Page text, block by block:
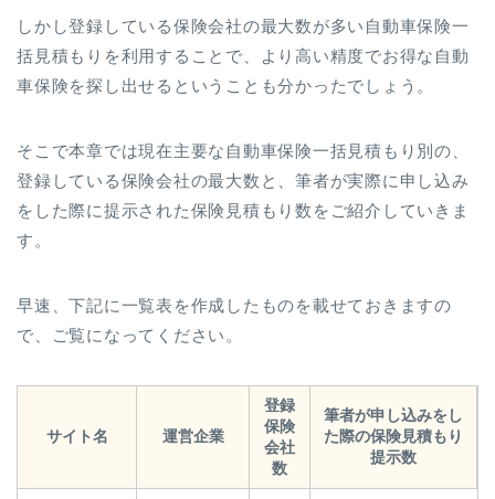
しかし登録している保険会社の最大数が多い自動車保険一
括見積もりを利用することで、より高い精度でお得な自動
車保険を探し出せるということも分かったでしょう。
そこで本章では現在主要な自動車保険一括見積もり別の、
登録している保険会社の最大数と、筆者が実際に申し込み
をした際に提示された保険見積もり数をご紹介していきま
す。
早速、下記に一覧表を作成したものを載せておきますの
で、ご覧になってください。
サイト名 運営企業
登録
保険
会社
数
筆者が申し込みをし
た際の保険見積もり
提示数